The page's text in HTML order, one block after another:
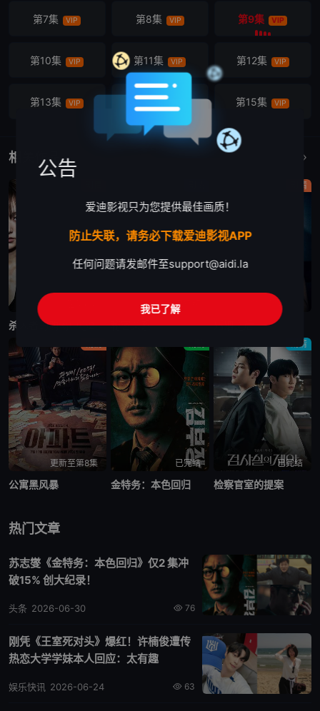
第7集 VIP 第8集 VIP 第9集 VIP
第10集 VIP 第11集 VIP 第12集 VIP
第13集 VIP 第14集 第15集 VIP
相关作品
杀人者的购物中心2
已完结
秘密关系
剧情
更新至第10集
婚姻之后
更新至第8集
公寓黑风暴
已完结
金特务：本色回归
剧情
已完结
检察官室的提案
热门文章
苏志燮《金特务：本色回归》仅2 集冲
破15% 创大纪录！
76
头条 2026-06-30
刚凭《王室死对头》爆红！许楠俊遭传
热恋大学学妹本人回应：太有趣
63
娱乐快讯 2026-06-24
公告
爱迪影视只为您提供最佳画质！
防止失联，请务必下载爱迪影视APP
任何问题请发邮件至support@aidi.la
我已了解